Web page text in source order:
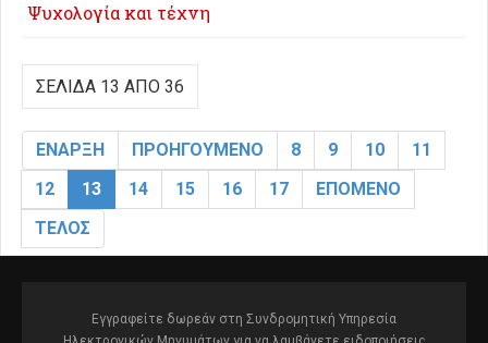
Ψυχολογία και τέχνη
ΣΕΛΊΔΑ 13 ΑΠΌ 36
ΈΝΑΡΞΗ ΠΡΟΗΓΟΎΜΕΝΟ 8 9 10
11
12
13 14 15 16 17
ΕΠΌΜΕΝΟ
ΤΈΛΟΣ
Εγγραφείτε δωρεάν στη Συνδρομητική Υπηρεσία